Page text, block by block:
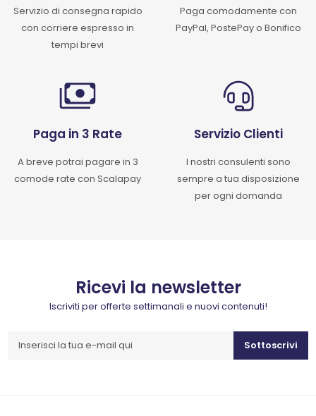
Servizio di consegna rapido
con corriere espresso in
tempi brevi
Paga comodamente con
PayPal, PostePay o Bonifico
Paga in 3 Rate
A breve potrai pagare in 3
comode rate con Scalapay
Servizio Clienti
I nostri consulenti sono
sempre a tua disposizione
per ogni domanda
Ricevi la newsletter
Iscriviti per offerte settimanali e nuovi contenuti!
Sottoscrivi